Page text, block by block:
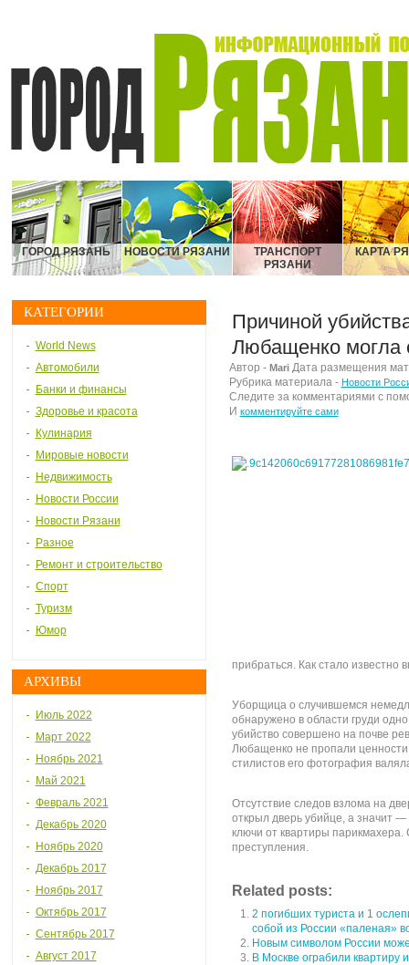
ГОРОД РЯЗАНЬ НОВОСТИ РЯЗАНИ
ТРАНСПОРТ
РЯЗАНИ
КАРТА
КАТЕГОРИИ
World News
Автомобили
Банки и финансы
Здоровье и красота
Кулинария
Мировые новости
Недвижимость
Новости России
Новости Рязани
Разное
Ремонт и строительство
Спорт
Туризм
Юмор
АРХИВЫ
Июль 2022
Март 2022
Ноябрь 2021
Май 2021
Февраль 2021
Декабрь 2020
Ноябрь 2020
Декабрь 2017
Ноябрь 2017
Октябрь 2017
Сентябрь 2017
Август 2017
Причиной
Любащенко могла
Автор - MariДата размещения
Рубрика материала - Новости
Следите за комментариями с
И комментируйте сами
прибраться. Как стало известно
Уборщица о случившемся
обнаружено в области груди
убийство совершено на почве
Любащенко не пропали
стилистов его фотография
Отсутствие следов взлома на
открыл дверь убийце, а значит
ключи от квартиры парикмахера.
преступления.
Related posts:
2 погибших туриста и 1
собой из России «паленая»
Новым символом России
В Москве ограбили квартиру